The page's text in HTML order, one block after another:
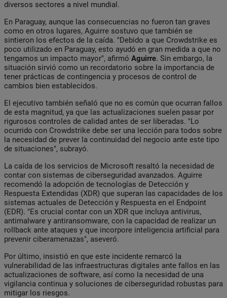
diversos sectores a nivel mundial.
En Paraguay, aunque las consecuencias no fueron tan graves
como en otros lugares, Aguirre sostuvo que también se
sintieron los efectos de la caída. "Debido a que Crowdstrike es
poco utilizado en Paraguay, esto ayudó en gran medida a que no
tengamos un impacto mayor", afirmó Aguirre. Sin embargo, la
situación sirvió como un recordatorio sobre la importancia de
tener prácticas de contingencia y procesos de control de
cambios bien establecidos.
El ejecutivo también señaló que no es común que ocurran fallos
de esta magnitud, ya que las actualizaciones suelen pasar por
rigurosos controles de calidad antes de ser liberadas. "Lo
ocurrido con Crowdstrike debe ser una lección para todos sobre
la necesidad de prever la continuidad del negocio ante este tipo
de situaciones", subrayó.
La caída de los servicios de Microsoft resaltó la necesidad de
contar con sistemas de ciberseguridad avanzados. Aguirre
recomendó la adopción de tecnologías de Detección y
Respuesta Extendidas (XDR) que superan las capacidades de los
sistemas actuales de Detección y Respuesta en el Endpoint
(EDR). "Es crucial contar con un XDR que incluya antivirus,
antimalware y antiransomware, con la capacidad de realizar un
rollback ante ataques y que incorpore inteligencia artificial para
prevenir ciberamenazas", aseveró.
Por último, insistió en que este incidente remarcó la
vulnerabilidad de las infraestructuras digitales ante fallos en las
actualizaciones de software, así como la necesidad de una
vigilancia continua y soluciones de ciberseguridad robustas para
mitigar los riesgos.